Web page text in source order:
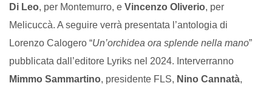
Di Leo, per Montemurro, e Vincenzo Oliverio, per
Melicuccà. A seguire verrà presentata l’antologia di
Lorenzo Calogero “Un’orchidea ora splende nella mano”
pubblicata dall’editore Lyriks nel 2024. Interverranno
Mimmo Sammartino, presidente FLS, Nino Cannatà,